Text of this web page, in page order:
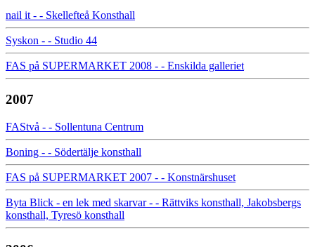
nail it - - Skellefteå Konsthall
Syskon - - Studio 44
FAS på SUPERMARKET 2008 - - Enskilda galleriet
2007
FAStvå - - Sollentuna Centrum
Boning - - Södertälje konsthall
FAS på SUPERMARKET 2007 - - Konstnärshuset
Byta Blick - en lek med skarvar - - Rättviks konsthall, Jakobsbergs
konsthall, Tyresö konsthall